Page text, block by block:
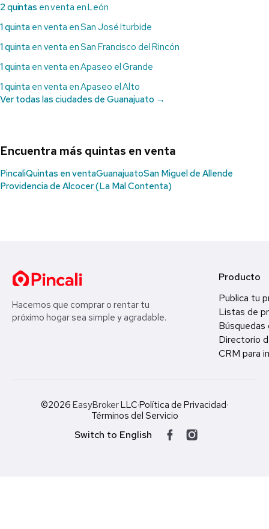
2 quintas en venta en León
1 quinta en venta en San José Iturbide
1 quinta en venta en San Francisco del Rincón
1 quinta en venta en Apaseo el Grande
1 quinta en venta en Apaseo el Alto
Ver todas las ciudades de Guanajuato →
Encuentra más quintas en venta
PincaliQuintas en ventaGuanajuatoSan Miguel de Allende
Providencia de Alcocer (La Mal Contenta)
Hacemos que comprar o rentar tu
próximo hogar sea simple y agradable.
Producto
Publica tu
Listas de
Búsquedas
Directorio
CRM para
©2026 EasyBrokerLLC·Política de Privacidad·
Términos del Servicio
Switch to English